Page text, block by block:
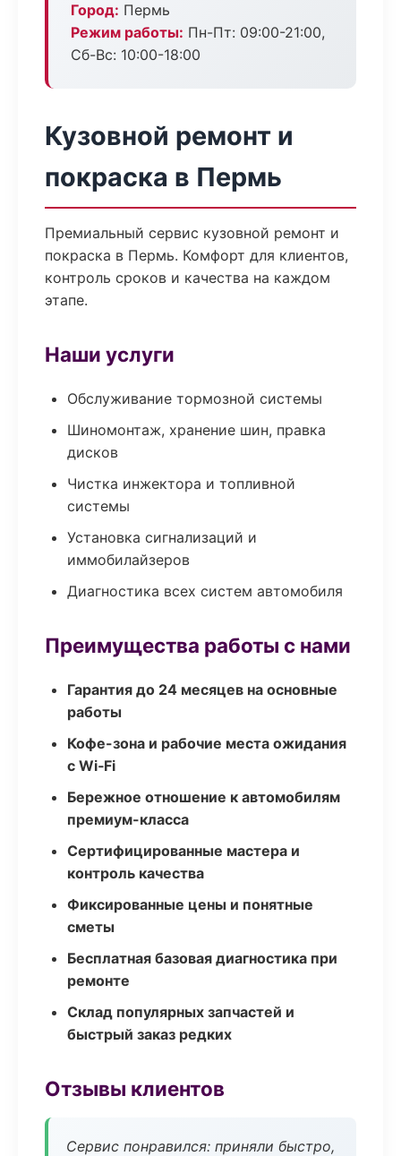
Город: Пермь
Режим работы: Пн-Пт: 09:00-21:00,
Сб-Вс: 10:00-18:00
Кузовной ремонт и
покраска в Пермь
Премиальный сервис кузовной ремонт и
покраска в Пермь. Комфорт для клиентов,
контроль сроков и качества на каждом
этапе.
Наши услуги
Обслуживание тормозной системы
Шиномонтаж, хранение шин, правка
дисков
Чистка инжектора и топливной
системы
Установка сигнализаций и
иммобилайзеров
Диагностика всех систем автомобиля
Преимущества работы с нами
Гарантия до 24 месяцев на основные
работы
Кофе-зона и рабочие места ожидания
с Wi‑Fi
Бережное отношение к автомобилям
премиум-класса
Сертифицированные мастера и
контроль качества
Фиксированные цены и понятные
сметы
Бесплатная базовая диагностика при
ремонте
Склад популярных запчастей и
быстрый заказ редких
Отзывы клиентов
Сервис понравился: приняли быстро,